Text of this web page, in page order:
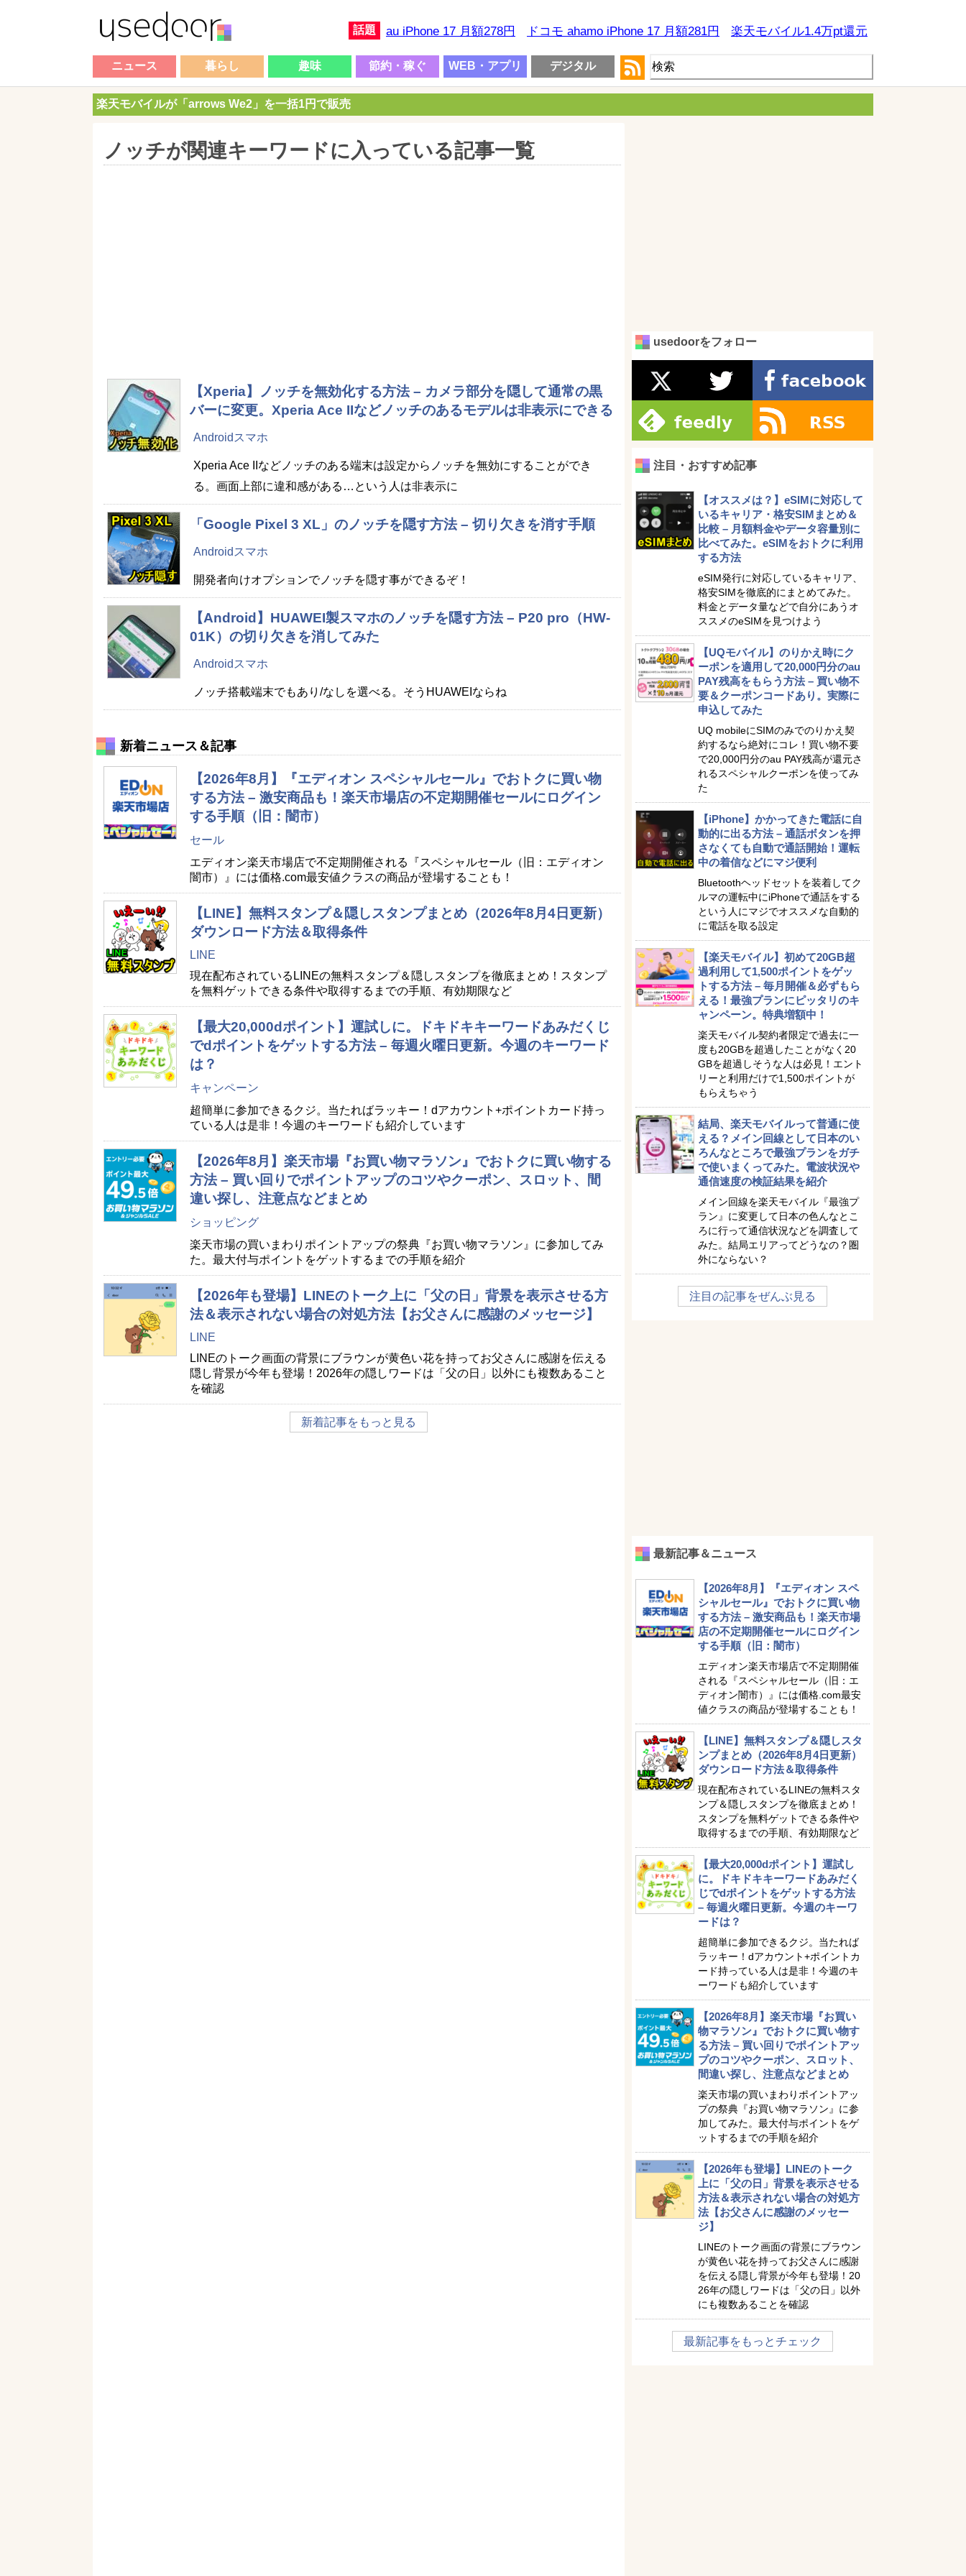
話題 au iPhone 17 月額278円 ドコモ ahamo iPhone 17 月額281円 楽天モバイル1.4万pt還元
ニュース 暮らし 趣味 節約・稼ぐ WEB・アプリ デジタル
楽天モバイルが「arrows We2」を一括1円で販売
ノッチが関連キーワードに入っている記事一覧
【Xperia】ノッチを無効化する方法 – カメラ部分を隠して通常の黒
バーに変更。Xperia Ace IIなどノッチのあるモデルは非表示にできる
Androidスマホ
Xperia Ace IIなどノッチのある端末は設定からノッチを無効にすることができ
る。画面上部に違和感がある…という人は非表示に
「Google Pixel 3 XL」のノッチを隠す方法 – 切り欠きを消す手順
Androidスマホ
開発者向けオプションでノッチを隠す事ができるぞ！
【Android】HUAWEI製スマホのノッチを隠す方法 – P20 pro（HW-
01K）の切り欠きを消してみた
Androidスマホ
ノッチ搭載端末でもあり/なしを選べる。そうHUAWEIならね
新着ニュース＆記事
【2026年8月】『エディオン スペシャルセール』でおトクに買い物
する方法 – 激安商品も！楽天市場店の不定期開催セールにログイン
する手順（旧：闇市）
セール
エディオン楽天市場店で不定期開催される『スペシャルセール（旧：エディオン
闇市）』には価格.com最安値クラスの商品が登場することも！
【LINE】無料スタンプ＆隠しスタンプまとめ（2026年8月4日更新）
ダウンロード方法＆取得条件
LINE
現在配布されているLINEの無料スタンプ＆隠しスタンプを徹底まとめ！スタンプ
を無料ゲットできる条件や取得するまでの手順、有効期限など
【最大20,000dポイント】運試しに。ドキドキキーワードあみだくじ
でdポイントをゲットする方法 – 毎週火曜日更新。今週のキーワード
は？
キャンペーン
超簡単に参加できるクジ。当たればラッキー！dアカウント+ポイントカード持っ
ている人は是非！今週のキーワードも紹介しています
【2026年8月】楽天市場『お買い物マラソン』でおトクに買い物する
方法 – 買い回りでポイントアップのコツやクーポン、スロット、間
違い探し、注意点などまとめ
ショッピング
楽天市場の買いまわりポイントアップの祭典『お買い物マラソン』に参加してみ
た。最大付与ポイントをゲットするまでの手順を紹介
【2026年も登場】LINEのトーク上に「父の日」背景を表示させる方
法＆表示されない場合の対処方法【お父さんに感謝のメッセージ】
LINE
LINEのトーク画面の背景にブラウンが黄色い花を持ってお父さんに感謝を伝える
隠し背景が今年も登場！2026年の隠しワードは「父の日」以外にも複数あること
を確認
新着記事をもっと見る
usedoorをフォロー
注目・おすすめ記事
【オススメは？】eSIMに対応して
いるキャリア・格安SIMまとめ＆
比較 – 月額料金やデータ容量別に
比べてみた。eSIMをおトクに利用
する方法
eSIM発行に対応しているキャリア、
格安SIMを徹底的にまとめてみた。
料金とデータ量などで自分にあうオ
ススメのeSIMを見つけよう
【UQモバイル】のりかえ時にク
ーポンを適用して20,000円分のau
PAY残高をもらう方法 – 買い物不
要＆クーポンコードあり。実際に
申込してみた
UQ mobileにSIMのみでのりかえ契
約するなら絶対にコレ！買い物不要
で20,000円分のau PAY残高が還元さ
れるスペシャルクーポンを使ってみ
た
【iPhone】かかってきた電話に自
動的に出る方法 – 通話ボタンを押
さなくても自動で通話開始！運転
中の着信などにマジ便利
Bluetoothヘッドセットを装着してク
ルマの運転中にiPhoneで通話をする
という人にマジでオススメな自動的
に電話を取る設定
【楽天モバイル】初めて20GB超
過利用して1,500ポイントをゲッ
トする方法 – 毎月開催＆必ずもら
える！最強プランにピッタリのキ
ャンペーン。特典増額中！
楽天モバイル契約者限定で過去に一
度も20GBを超過したことがなく20
GBを超過しそうな人は必見！エント
リーと利用だけで1,500ポイントが
もらえちゃう
結局、楽天モバイルって普通に使
える？メイン回線として日本のい
ろんなところで最強プランをガチ
で使いまくってみた。電波状況や
通信速度の検証結果を紹介
メイン回線を楽天モバイル『最強プ
ラン』に変更して日本の色んなとこ
ろに行って通信状況などを調査して
みた。結局エリアってどうなの？圏
外にならない？
注目の記事をぜんぶ見る
最新記事＆ニュース
【2026年8月】『エディオン スペ
シャルセール』でおトクに買い物
する方法 – 激安商品も！楽天市場
店の不定期開催セールにログイン
する手順（旧：闇市）
エディオン楽天市場店で不定期開催
される『スペシャルセール（旧：エ
ディオン闇市）』には価格.com最安
値クラスの商品が登場することも！
【LINE】無料スタンプ＆隠しスタ
ンプまとめ（2026年8月4日更新）
ダウンロード方法＆取得条件
現在配布されているLINEの無料スタ
ンプ＆隠しスタンプを徹底まとめ！
スタンプを無料ゲットできる条件や
取得するまでの手順、有効期限など
【最大20,000dポイント】運試し
に。ドキドキキーワードあみだく
じでdポイントをゲットする方法
– 毎週火曜日更新。今週のキーワ
ードは？
超簡単に参加できるクジ。当たれば
ラッキー！dアカウント+ポイントカ
ード持っている人は是非！今週のキ
ーワードも紹介しています
【2026年8月】楽天市場『お買い
物マラソン』でおトクに買い物す
る方法 – 買い回りでポイントアッ
プのコツやクーポン、スロット、
間違い探し、注意点などまとめ
楽天市場の買いまわりポイントアッ
プの祭典『お買い物マラソン』に参
加してみた。最大付与ポイントをゲ
ットするまでの手順を紹介
【2026年も登場】LINEのトーク
上に「父の日」背景を表示させる
方法＆表示されない場合の対処方
法【お父さんに感謝のメッセー
ジ】
LINEのトーク画面の背景にブラウン
が黄色い花を持ってお父さんに感謝
を伝える隠し背景が今年も登場！20
26年の隠しワードは「父の日」以外
にも複数あることを確認
最新記事をもっとチェック